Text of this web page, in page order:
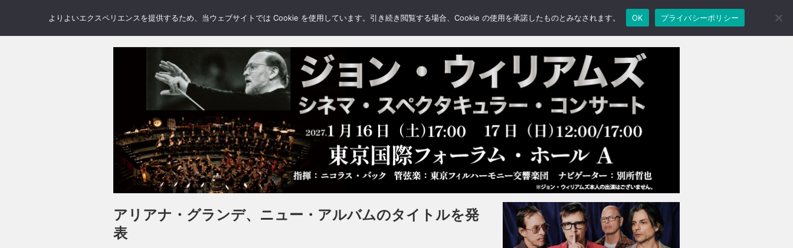
NEWS REVIEWS GALLERY BLOGS FEATURE
アリアナ・グランデ、ニュー・アルバムのタイトルを発
表
よりよいエクスペリエンスを提供するため、当ウェブサイトでは Cookie を使用しています。引き続き閲覧する場合、Cookie の使用を承諾したものとみなされます。 OK プライバシーポリシー